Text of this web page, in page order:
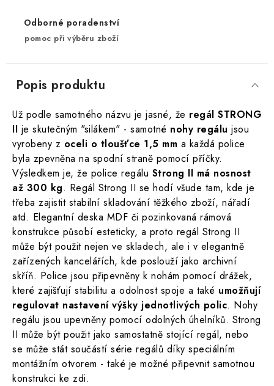
Odborné poradenství
pomoc při výběru zboží
Popis produktu
Už podle samotného názvu je jasné, že regál STRONG
II je skutečným "silákem" - samotné nohy regálu jsou
vyrobeny z oceli o tloušťce 1,5 mm a každá police
byla zpevněna na spodní straně pomocí příčky.
Výsledkem je, že police regálu Strong II má nosnost
až 300 kg. Regál Strong II se hodí všude tam, kde je
třeba zajistit stabilní skladování těžkého zboží, nářadí
atd. Elegantní deska MDF či pozinkovaná rámová
konstrukce působí esteticky, a proto regál Strong II
může být použit nejen ve skladech, ale i v elegantně
zařízených kancelářích, kde poslouží jako archivní
skříň. Police jsou připevněny k nohám pomocí drážek,
které zajišťují stabilitu a odolnost spoje a také umožňují
regulovat nastavení výšky jednotlivých polic. Nohy
regálu jsou upevněny pomocí odolných úhelníků. Strong
II může být použit jako samostatně stojící regál, nebo
se může stát součástí série regálů díky speciálním
montážním otvorem - také je možné připevnit samotnou
konstrukci ke zdi.